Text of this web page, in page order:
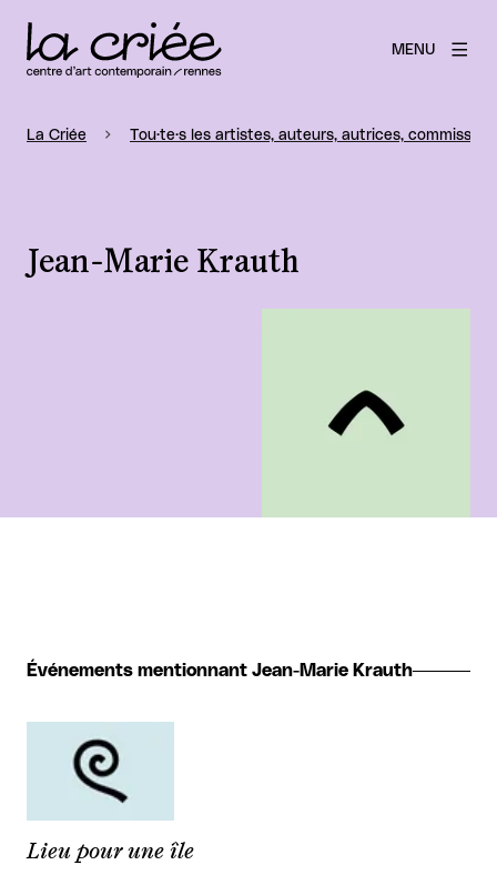
MENU
La Criée Tou·te·s les artistes, auteurs, autrices,
Jean-Marie Krauth
Événements mentionnant Jean-Marie Krauth
Lieu pour une île